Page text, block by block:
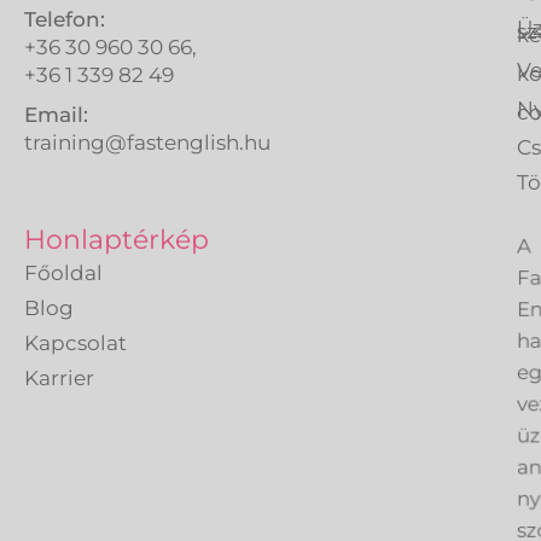
Telefon:
+36 30 960 30 66,
+36 1 339 82 49
Email:
training@fastenglish.hu
Honlaptérkép
Főoldal
Blog
Kapcsolat
Karrier